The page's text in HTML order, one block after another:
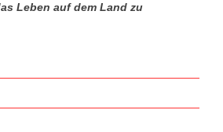
Leben auf dem Land zu